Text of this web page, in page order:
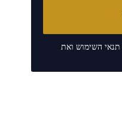
תנאי השימושואת